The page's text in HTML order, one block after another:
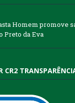
Homem promove
Preto da Eva
CR2